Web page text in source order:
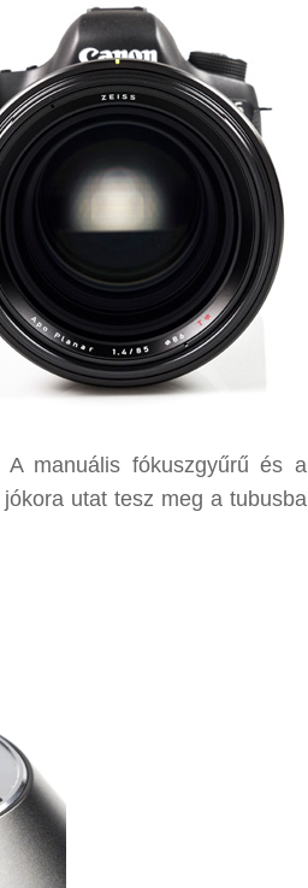
manuális fókuszgyűrű és a
utat tesz meg a tubusba